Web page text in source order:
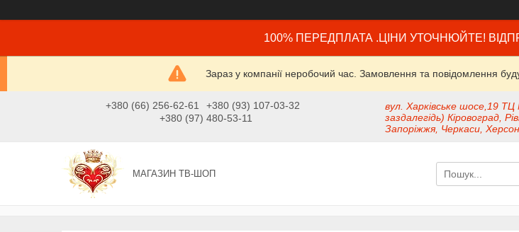
100% ПЕРЕДПЛАТА .ЦІНИ УТОЧНЮЙТЕ!
Зараз у компанії неробочий час. Замовлення та повідомлення
+380 (66) 256-62-61
+380 (93) 107-03-32
+380 (97) 480-53-11
вул. Харківське шосе,19
заздалегідь) Кіровоград,
Запоріжжя, Черкаси,
МАГАЗИН ТВ-ШОП